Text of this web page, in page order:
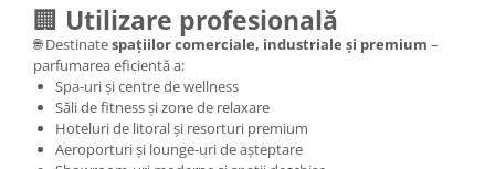
🏢 Utilizare profesională
🌐 Destinatespațiilor comerciale, industriale și premium –
parfumarea eficientă a:
Spa-uri și centre de wellness
Săli de fitness și zone de relaxare
Hoteluri de litoral și resorturi premium
Aeroporturi și lounge-uri de așteptare